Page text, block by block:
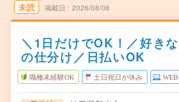
未読 掲載日 2026/08/08
＼1日だけでOK！／好き
の仕分け／日払いOK
職種未経験OK 土日祝日が休み